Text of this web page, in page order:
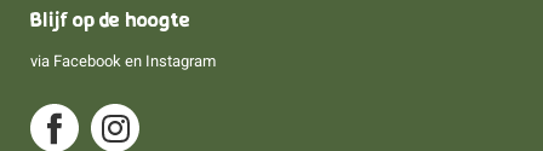
Blijf op de hoogte
via Facebook en Instagram